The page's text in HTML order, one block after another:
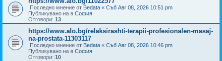
Последно мнение от Bedata « Съб Авг 08, 2026 10:51 pm
Публикувано на в София
Отговори: 13
https://www.alo.bg/relaksirashti-terapii-profesionalen-masaj-
na-prostata-11303117
Последно мнение от Bedata « Съб Авг 08, 2026 10:46 pm
Публикувано на в София
Отговори: 10